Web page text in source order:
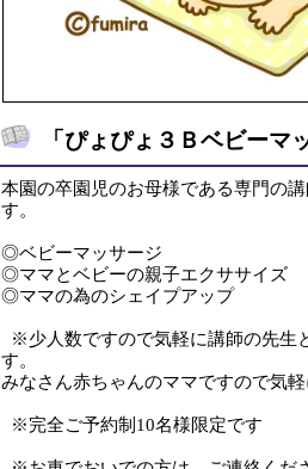
「ぴょぴょ３Ｂベビーマ
本園の卒園児のお母様である専門の
す。
◎ベビーマッサージ
◎ママとベビーの親子エクササイズ
◎ママの為のシェイプアップ
※少人数ですので気軽に講師の先生
す。
みなさん赤ちゃんのママですので気
※完全ご予約制10名様限定です